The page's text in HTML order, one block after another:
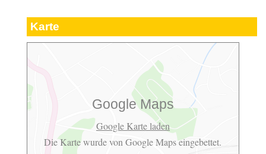
Karte
Google Maps
Google Karte laden
Die Karte wurde von Google Maps eingebettet.